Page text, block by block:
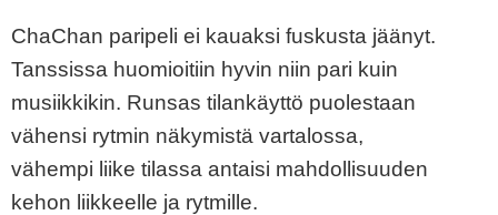
ChaChan paripeli ei kauaksi fuskusta jäänyt.
Tanssissa huomioitiin hyvin niin pari kuin
musiikkikin. Runsas tilankäyttö puolestaan
vähensi rytmin näkymistä vartalossa,
vähempi liike tilassa antaisi mahdollisuuden
kehon liikkeelle ja rytmille.